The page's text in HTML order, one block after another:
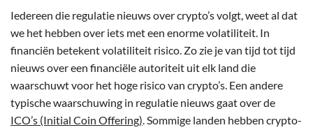
Iedereen die regulatie nieuws over crypto’s volgt, weet al dat
we het hebben over iets met een enorme volatiliteit. In
financiën betekent volatiliteit risico. Zo zie je van tijd tot tijd
nieuws over een financiële autoriteit uit elk land die
waarschuwt voor het hoge risico van crypto’s. Een andere
typische waarschuwing in regulatie nieuws gaat over de
ICO’s (Initial Coin Offering). Sommige landen hebben crypto-